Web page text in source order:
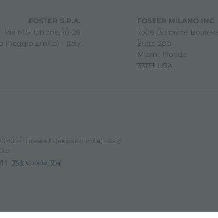
FOSTER S.P.A.
Via M.S. Ottone, 18-20
(Reggio Emilia) - Italy
FOSTER MILANO INC
7300 Biscayne
Suite 200
Miami, Florida
33138 USA
42041 Brescello (Reggio Emilia) - Italy
i.v.
更改 Cookie 设置